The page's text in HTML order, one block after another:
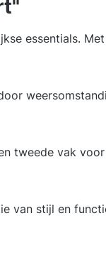
essentials.
tweede vak
van stijl en